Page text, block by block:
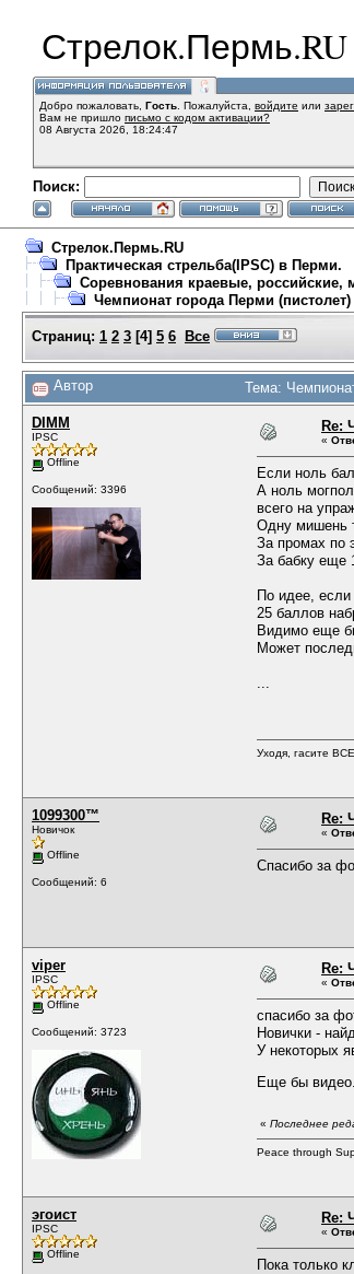
Стрелок.Пермь.RU
Добро пожаловать, Гость . Пожалуйста, войдите или
Вам не пришло письмо с кодом активации?
08 Августа 2026, 18:24:47
Поиск:
Стрелок.Пермь.RU
Практическая стрельба(IPSC) в Перми.
Соревнования краевые, российские,
Чемпионат города Перми (пистолет)
Страниц: 1 2 3 [4] 5 6 Все
Автор Тема:
DIMM
IPSC
Offline
Сообщений: 3396
Re:
«
Если ноль
А ноль
всего на
Одну мишень
За промах по
За бабку еще
По идее, если
25 баллов
Видимо еще
Может
Уходя, гасите
1099300™
Новичок
Offline
Сообщений: 6
Re:
«
Спасибо за
viper
IPSC
Offline
Сообщений: 3723
Re:
«
спасибо за
Новички -
У некоторых
Еще бы
« Последнее
Peace through
эгоист
IPSC
Offline
Re:
«
Пока только